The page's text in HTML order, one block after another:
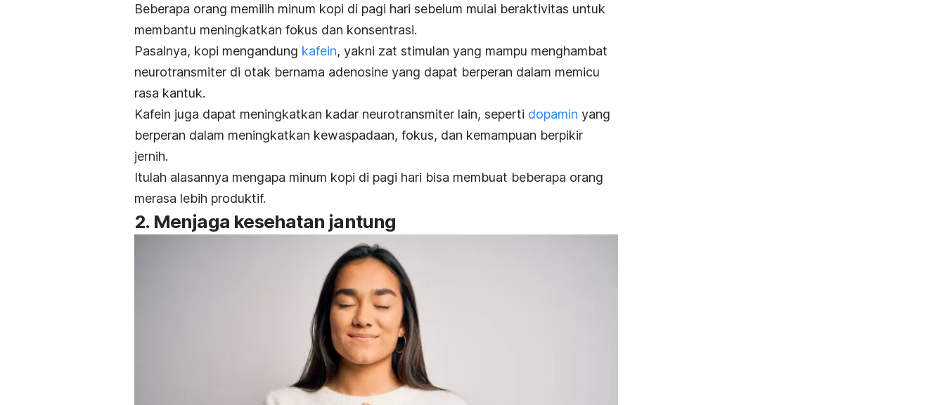
Beberapa orang memilih minum kopi di pagi hari sebelum mulai beraktivitas untuk
membantu meningkatkan fokus dan konsentrasi.
Pasalnya, kopi mengandung kafein, yakni zat stimulan yang mampu menghambat
neurotransmiter di otak bernama adenosine yang dapat berperan dalam memicu
rasa kantuk.
Kafein juga dapat meningkatkan kadar neurotransmiter lain, seperti dopamin yang
berperan dalam meningkatkan kewaspadaan, fokus, dan kemampuan berpikir
jernih.
Itulah alasannya mengapa minum kopi di pagi hari bisa membuat beberapa orang
merasa lebih produktif.
2. Menjaga kesehatan jantung